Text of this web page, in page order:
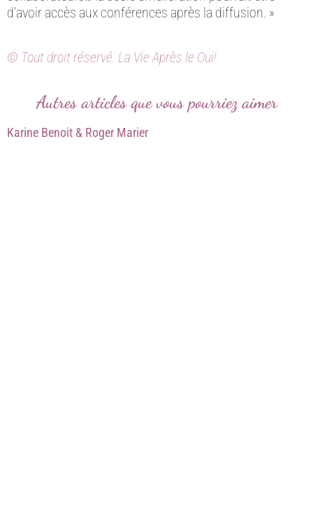
d’avoir accès aux conférences après la diffusion. »
© Tout droit réservé. La Vie Après le Oui!
Autres articles que vous pourriez aimer
Karine Benoit & Roger Marier